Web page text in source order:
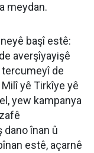
meydan.
başî estê:
averşîyayişê
de
yê Tirkîye yê
yew kampanya
înan û
estê, açarnê